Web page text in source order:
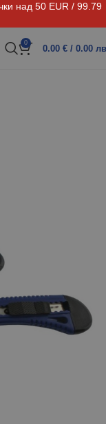
над 50 EUR / 99.79
0
0.00 € / 0.00